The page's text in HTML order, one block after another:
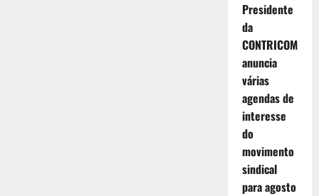
Presidente
da
CONTRICOM
anuncia
várias
agendas de
interesse
do
movimento
sindical
para agosto